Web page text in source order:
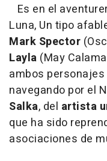
Es en el
Luna, Un tipo
Mark Spector
Layla (May
ambos
navegando por el
Salka, del artista
que ha sido
asociaciones de